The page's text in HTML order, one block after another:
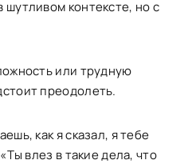
контексте, но с
или трудную
преодолеть.
как я сказал, я тебе
влез в такие дела, что